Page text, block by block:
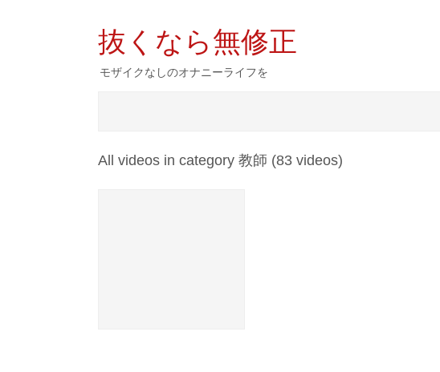
抜くなら無修正
モザイクなしのオナニーライフを
All videos in category 教師 (83 videos)